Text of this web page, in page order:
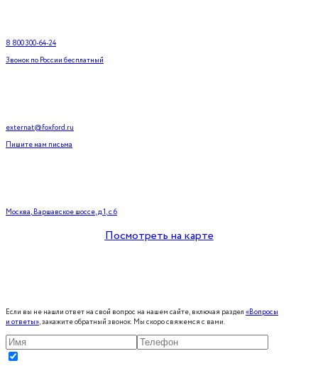
8 800 300-64-24
Звонок по России бесплатный
externat@foxford.ru
Пишите нам письма
Москва, Варшавское шоссе, д.1, с.6
Посмотреть на карте
Если вы не нашли ответ на свой вопрос на нашем сайте, включая раздел «Вопросы
и ответы», закажите обратный звонок. Мы скоро свяжемся с вами.